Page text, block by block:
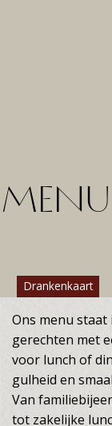
MENU
Drankenkaart
Ons menu
gerechten met
voor lunch of
gulheid en
Van
tot zakelijke